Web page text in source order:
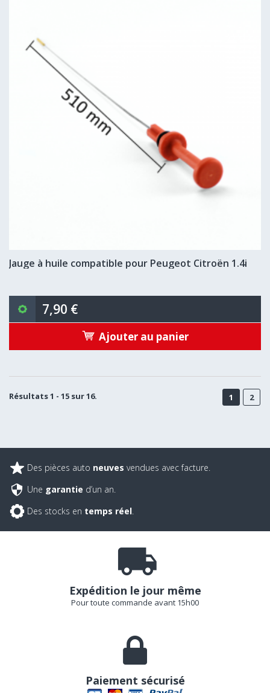
Jauge à huile compatible pour Peugeot Citroën 1.4i
7,90 €
Ajouter au panier
1 2
Résultats 1 - 15 sur 16.
Des pièces auto neuves vendues avec facture.
Une garantie d’un an.
Des stocks en temps réel.
Expédition le jour même
Pour toute commande avant 15h00
Paiement sécurisé